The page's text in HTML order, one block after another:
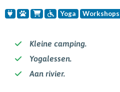
Yoga Workshops
Kleine camping.
Yogalessen.
Aan rivier.